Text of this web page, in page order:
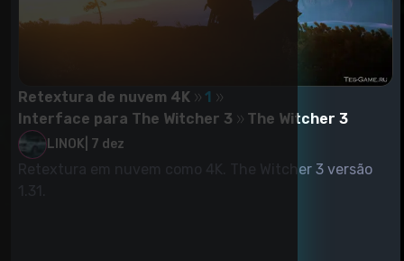
Retextura de nuvem 4K
1
Interface para The Witcher 3
The Witcher 3
LINOK 7 dez